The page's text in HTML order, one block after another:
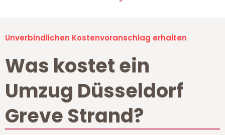
Unverbindlichen Kostenvoranschlag erhalten
Was kostet ein
Umzug Düsseldorf
Greve Strand?